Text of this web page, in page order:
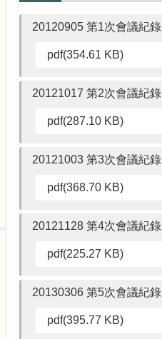
20120905 第1次會議紀錄
pdf(354.61 KB)
20121017 第2次會議紀錄
pdf(287.10 KB)
20121003 第3次會議紀錄
pdf(368.70 KB)
20121128 第4次會議紀錄
pdf(225.27 KB)
20130306 第5次會議紀錄
pdf(395.77 KB)